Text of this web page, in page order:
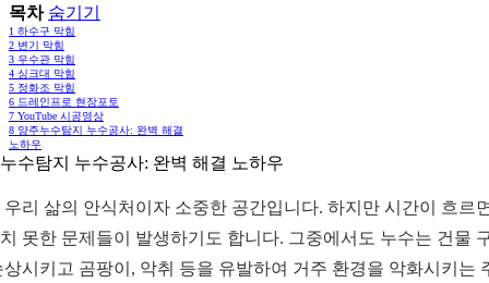
목차 숨기기
1 하수구 막힘
2 변기 막힘
3 우수관 막힘
4 싱크대 막힘
5 정화조 막힘
6 드레인프로 현장포토
7 YouTube 시공영상
8 양주누수탐지 누수공사: 완벽 해결
노하우
수탐지 누수공사: 완벽 해결 노하우
우리 삶의 안식처이자 소중한 공간입니다. 하지만 시간이 흐르
못한 문제들이 발생하기도 합니다. 그중에서도 누수는 건물
상시키고 곰팡이, 악취 등을 유발하여 거주 환경을 악화시키는